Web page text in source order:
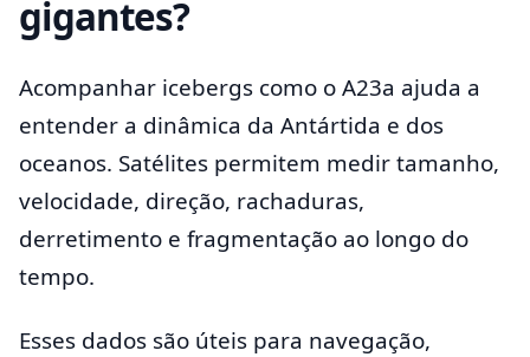
gigantes?
Acompanhar icebergs como o A23a ajuda a
entender a dinâmica da Antártida e dos
oceanos. Satélites permitem medir tamanho,
velocidade, direção, rachaduras,
derretimento e fragmentação ao longo do
tempo.
Esses dados são úteis para navegação,